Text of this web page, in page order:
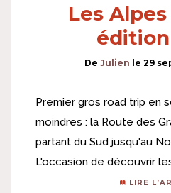
Les
édition
De Julien le 29
Premier gros road trip en
moindres : la Route des
partant du Sud jusqu'au
L'occasion de découvrir
LIRE